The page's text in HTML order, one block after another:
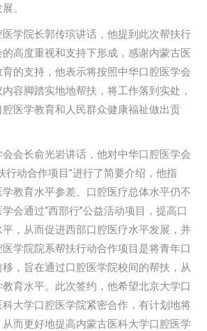
。
学院长郭传瑸讲话，他提到此次帮扶行
高度重视和支持下形成，感谢内蒙古医
的支持，他表示将按照中华口腔医学会
容脚踏实地地帮扶，将工作落到实处，
医学教育和人民群众健康福祉做出贡
会长俞光岩讲话，他对中华口腔医学会
行动合作项目”进行了简要介绍，他指
教育水平参差、口腔医疗总体水平仍不
会通过“西部行”公益活动项目，提高口
，从而促进西部口腔医疗水平发展，并
学院院系帮扶行动合作项目是将青年口
，旨在通过口腔医学院校间的帮扶，从
育水平。此次签约，他希望北京大学口
大学口腔医学院紧密合作，有计划地将
而更好地提高内蒙古医科大学口腔医学